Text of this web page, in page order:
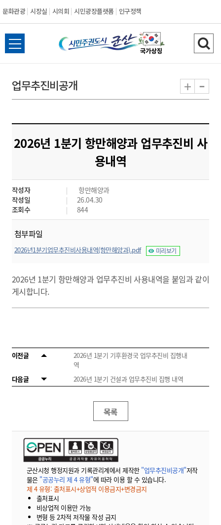
문화관광 시장실 시의회 시민광장플랫폼 인구정책
시
민
도
시
군
산
전
체
뉴
열
검
색
기
업무추진비공개 + -
2026년 1분기 항만해양과 업무추진비 사
용내역
작성자
항만해양과
작성일
26.04.30
조회수
844
첨부파일
2026년1분기업무추진비사용내역(항만해양과).pdf 미리보기
2026년 1분기 항만해양과 업무추진비 사용내역을 붙임과 같이
게시합니다.
이전글
2026년 1분기 기후환경국 업무추진비 집행내
역
다음글
2026년 1분기 건설과 업무추진비 집행 내역
목록
군산시청 행정지원과 기록관리계에서 제작한 "업무추진비공개"저작
물은 "공공누리 제 4 유형"에 따라 이용 할 수 있습니다.
제 4 유형: 출처표시+상업적 이용금지+변경금지
출처표시
비상업적 이용만 가능
변형 등 2차적 저작물 작성 금지